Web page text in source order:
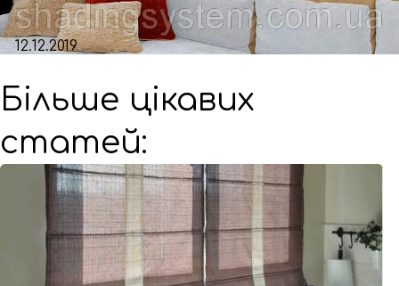
12.12.2019
Більше цікавих
статей: